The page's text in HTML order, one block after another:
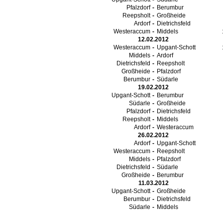
Pfalzdorf - Berumbur
Reepsholt - Großheide
Ardorf - Dietrichsfeld
Westeraccum - Middels
12.02.2012
Westeraccum - Upgant-Schott
Middels - Ardorf
Dietrichsfeld - Reepsholt
Großheide - Pfalzdorf
Berumbur - Südarle
19.02.2012
Upgant-Schott - Berumbur
Südarle - Großheide
Pfalzdorf - Dietrichsfeld
Reepsholt - Middels
Ardorf - Westeraccum
26.02.2012
Ardorf - Upgant-Schott
Westeraccum - Reepsholt
Middels - Pfalzdorf
Dietrichsfeld - Südarle
Großheide - Berumbur
11.03.2012
Upgant-Schott - Großheide
Berumbur - Dietrichsfeld
Südarle - Middels